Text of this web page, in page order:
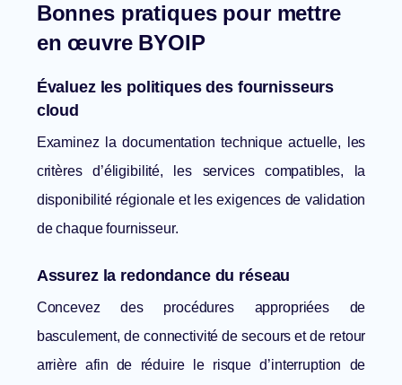
Bonnes pratiques pour mettre
en œuvre BYOIP
Évaluez les politiques des fournisseurs
cloud
Examinez la documentation technique actuelle, les
critères d’éligibilité, les services compatibles, la
disponibilité régionale et les exigences de validation
de chaque fournisseur.
Assurez la redondance du réseau
Concevez des procédures appropriées de
basculement, de connectivité de secours et de retour
arrière afin de réduire le risque d’interruption de